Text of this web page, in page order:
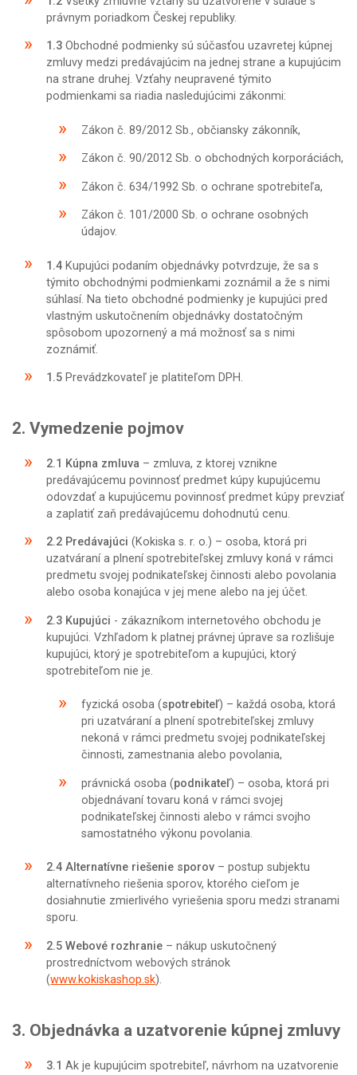
právnym poriadkom Českej republiky.
1.3 Obchodné podmienky sú súčasťou uzavretej kúpnej
zmluvy medzi predávajúcim na jednej strane a kupujúcim
na strane druhej. Vzťahy neupravené týmito
podmienkami sa riadia nasledujúcimi zákonmi:
Zákon č. 89/2012 Sb., občiansky zákonník,
Zákon č. 90/2012 Sb. o obchodných korporáciách,
Zákon č. 634/1992 Sb. o ochrane spotrebiteľa,
Zákon č. 101/2000 Sb. o ochrane osobných
údajov.
1.4 Kupujúci podaním objednávky potvrdzuje, že sa s
týmito obchodnými podmienkami zoznámil a že s nimi
súhlasí. Na tieto obchodné podmienky je kupujúci pred
vlastným uskutočnením objednávky dostatočným
spôsobom upozornený a má možnosť sa s nimi
zoznámiť.
1.5 Prevádzkovateľ je platiteľom DPH.
2. Vymedzenie pojmov
2.1 Kúpna zmluva – zmluva, z ktorej vznikne
predávajúcemu povinnosť predmet kúpy kupujúcemu
odovzdať a kupujúcemu povinnosť predmet kúpy prevziať
a zaplatiť zaň predávajúcemu dohodnutú cenu.
2.2 Predávajúci (Kokiska s. r. o.) – osoba, ktorá pri
uzatváraní a plnení spotrebiteľskej zmluvy koná v rámci
predmetu svojej podnikateľskej činnosti alebo povolania
alebo osoba konajúca v jej mene alebo na jej účet.
2.3 Kupujúci - zákazníkom internetového obchodu je
kupujúci. Vzhľadom k platnej právnej úprave sa rozlišuje
kupujúci, ktorý je spotrebiteľom a kupujúci, ktorý
spotrebiteľom nie je.
fyzická osoba (spotrebiteľ) – každá osoba, ktorá
pri uzatváraní a plnení spotrebiteľskej zmluvy
nekoná v rámci predmetu svojej podnikateľskej
činnosti, zamestnania alebo povolania,
právnická osoba (podnikateľ) – osoba, ktorá pri
objednávaní tovaru koná v rámci svojej
podnikateľskej činnosti alebo v rámci svojho
samostatného výkonu povolania.
2.4 Alternatívne riešenie sporov – postup subjektu
alternatívneho riešenia sporov, ktorého cieľom je
dosiahnutie zmierlivého vyriešenia sporu medzi stranami
sporu.
2.5 Webové rozhranie – nákup uskutočnený
prostredníctvom webových stránok
(www.kokiskashop.sk).
3. Objednávka a uzatvorenie kúpnej zmluvy
3.1 Ak je kupujúcim spotrebiteľ, návrhom na uzatvorenie